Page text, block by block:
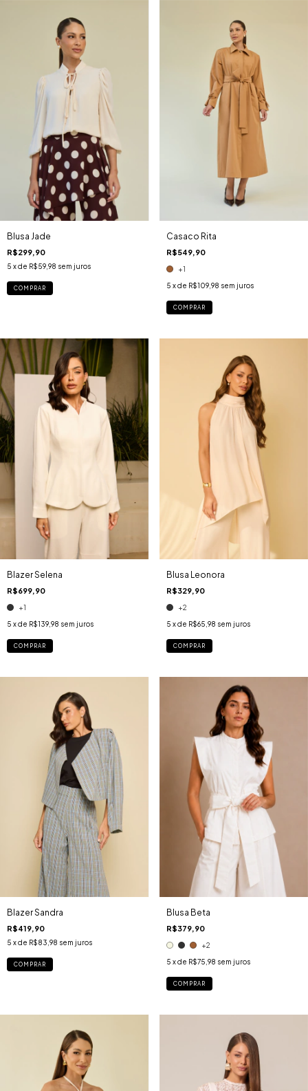
Blusa Jade
R$299,90
5 x de R$59,98 sem juros
COMPRAR
Casaco Rita
R$549,90
+1
5 x de R$109,98 sem juros
COMPRAR
Blazer Selena
R$699,90
+1
5 x de R$139,98 sem juros
COMPRAR
Blusa Leonora
R$329,90
+2
5 x de R$65,98 sem juros
COMPRAR
Blazer Sandra
R$419,90
5 x de R$83,98 sem juros
COMPRAR
Blusa Beta
R$379,90
+2
5 x de R$75,98 sem juros
COMPRAR